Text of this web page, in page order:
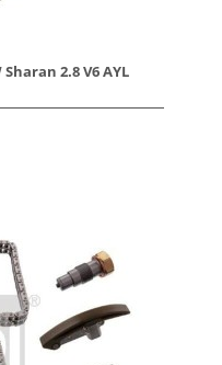
2.8 V6 AYL